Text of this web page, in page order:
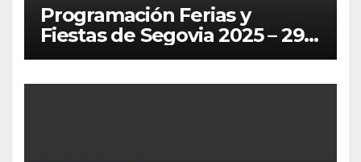
Programación Ferias y
Fiestas de Segovia 2025 – 29
de Junio